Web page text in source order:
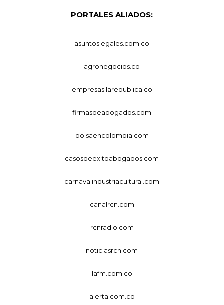
PORTALES ALIADOS:
asuntoslegales.com.co
agronegocios.co
empresas.larepublica.co
firmasdeabogados.com
bolsaencolombia.com
casosdeexitoabogados.com
carnavalindustriacultural.com
canalrcn.com
rcnradio.com
noticiasrcn.com
lafm.com.co
alerta.com.co